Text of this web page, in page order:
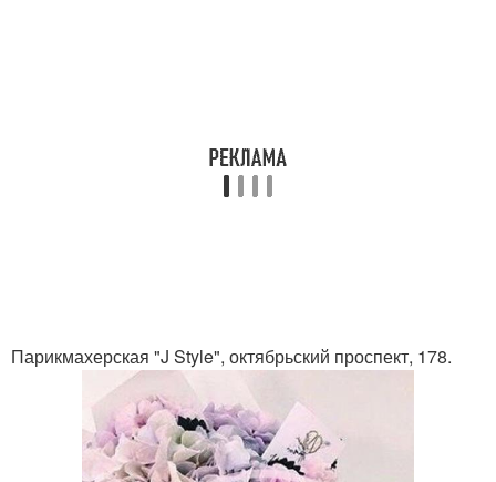
Парикмахерская "J Style", октябрьский проспект, 178.